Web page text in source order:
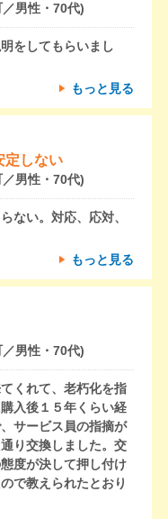
男性・70代)
をしてもらいまし
もっと見る
定しない
男性・70代)
ない。対応、応対、
もっと見る
男性・70代)
くれて、老朽化を指
入後１５年くらい経
サービス員の指摘が
り交換しました。交
度が決して押し付け
で教えられたとおり